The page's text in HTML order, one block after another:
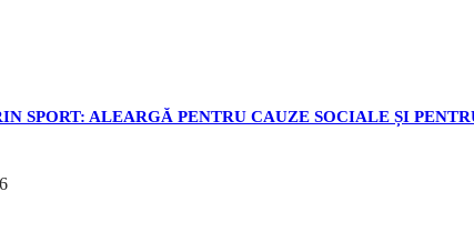
SPORT: ALEARGĂ PENTRU CAUZE SOCIALE ȘI